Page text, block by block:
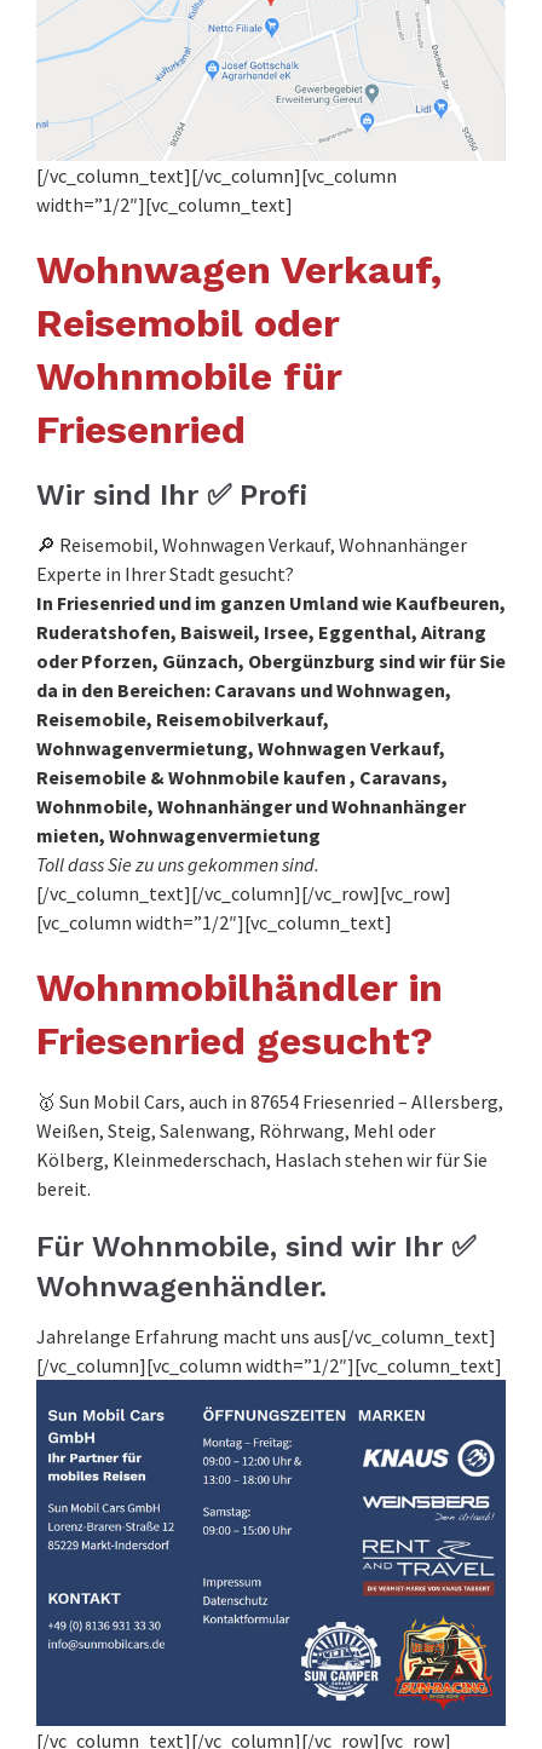
[/vc_column_text][/vc_column][vc_column
width=”1/2″][vc_column_text]
Wohnwagen Verkauf,
Reisemobil oder
Wohnmobile für
Friesenried
Wir sind Ihr ✅ Profi
🔎 Reisemobil, Wohnwagen Verkauf, Wohnanhänger
Experte in Ihrer Stadt gesucht?
In Friesenried und im ganzen Umland wie Kaufbeuren,
Ruderatshofen, Baisweil, Irsee, Eggenthal, Aitrang
oder Pforzen, Günzach, Obergünzburg sind wir für Sie
da in den Bereichen: Caravans und Wohnwagen,
Reisemobile, Reisemobilverkauf,
Wohnwagenvermietung, Wohnwagen Verkauf,
Reisemobile & Wohnmobile kaufen , Caravans,
Wohnmobile, Wohnanhänger und Wohnanhänger
mieten, Wohnwagenvermietung
Toll dass Sie zu uns gekommen sind.
[/vc_column_text][/vc_column][/vc_row][vc_row]
[vc_column width=”1/2″][vc_column_text]
Wohnmobilhändler in
Friesenried gesucht?
🥇 Sun Mobil Cars, auch in 87654 Friesenried – Allersberg,
Weißen, Steig, Salenwang, Röhrwang, Mehl oder
Kölberg, Kleinmederschach, Haslach stehen wir für Sie
bereit.
Für Wohnmobile, sind wir Ihr ✅
Wohnwagenhändler.
Jahrelange Erfahrung macht uns aus[/vc_column_text]
[/vc_column][vc_column width=”1/2″][vc_column_text]
[/vc_column_text][/vc_column][/vc_row][vc_row]